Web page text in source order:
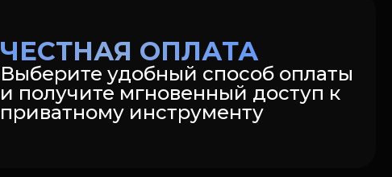
ЧЕСТНАЯ ОПЛАТА
Выберите удобный способ оплаты
и получите мгновенный доступ к
приватному инструменту